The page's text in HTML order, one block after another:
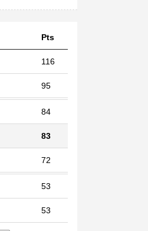
Pts
116
95
84
83
72
53
53